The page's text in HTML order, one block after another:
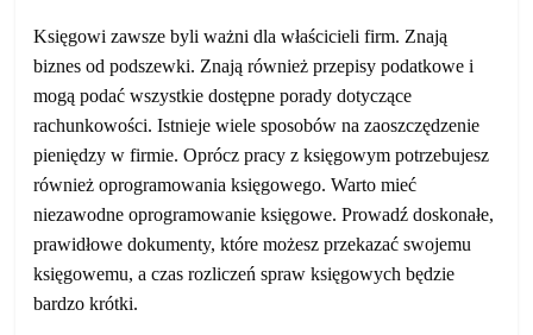
Księgowi zawsze byli ważni dla właścicieli firm. Znają
biznes od podszewki. Znają również przepisy podatkowe i
mogą podać wszystkie dostępne porady dotyczące
rachunkowości. Istnieje wiele sposobów na zaoszczędzenie
pieniędzy w firmie. Oprócz pracy z księgowym potrzebujesz
również oprogramowania księgowego. Warto mieć
niezawodne oprogramowanie księgowe. Prowadź doskonałe,
prawidłowe dokumenty, które możesz przekazać swojemu
księgowemu, a czas rozliczeń spraw księgowych będzie
bardzo krótki.